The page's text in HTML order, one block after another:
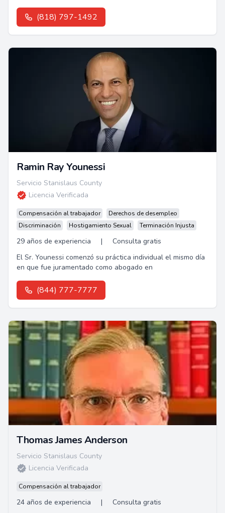
(818) 797-1492
Ramin Ray Younessi
Servicio Stanislaus County
Licencia Verificada
Compensación al trabajador
Derechos de desempleo
Discriminación
Hostigamiento Sexual Terminación Injusta
29 años de experiencia |
Consulta gratis
El Sr. Younessi comenzó su práctica individual el mismo día
en que fue juramentado como abogado en
(844) 777-7777
Thomas James Anderson
Servicio Stanislaus County
Licencia Verificada
Compensación al trabajador
24 años de experiencia |
Consulta gratis